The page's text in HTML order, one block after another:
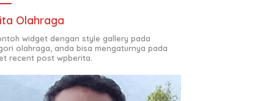
Olahraga
widget dengan style gallery pada
olahraga, anda bisa mengaturnya pada
recent post wpberita.